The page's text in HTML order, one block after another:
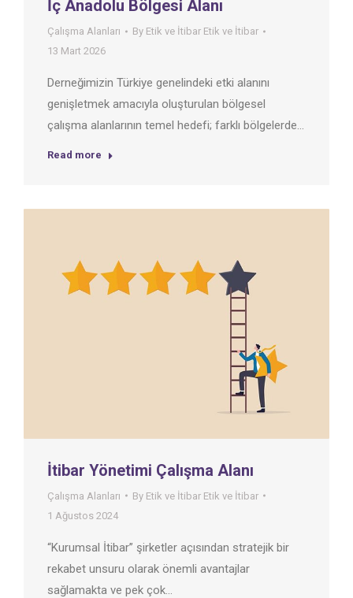
İç Anadolu Bölgesi Alanı
Çalışma Alanları By Etik ve İtibar Etik ve İtibar
13 Mart 2026
Derneğimizin Türkiye genelindeki etki alanını
genişletmek amacıyla oluşturulan bölgesel
çalışma alanlarının temel hedefi; farklı bölgelerde…
Read more
İtibar Yönetimi Çalışma Alanı
Çalışma Alanları By Etik ve İtibar Etik ve İtibar
1 Ağustos 2024
“Kurumsal İtibar” şirketler açısından stratejik bir
rekabet unsuru olarak önemli avantajlar
sağlamakta ve pek çok…